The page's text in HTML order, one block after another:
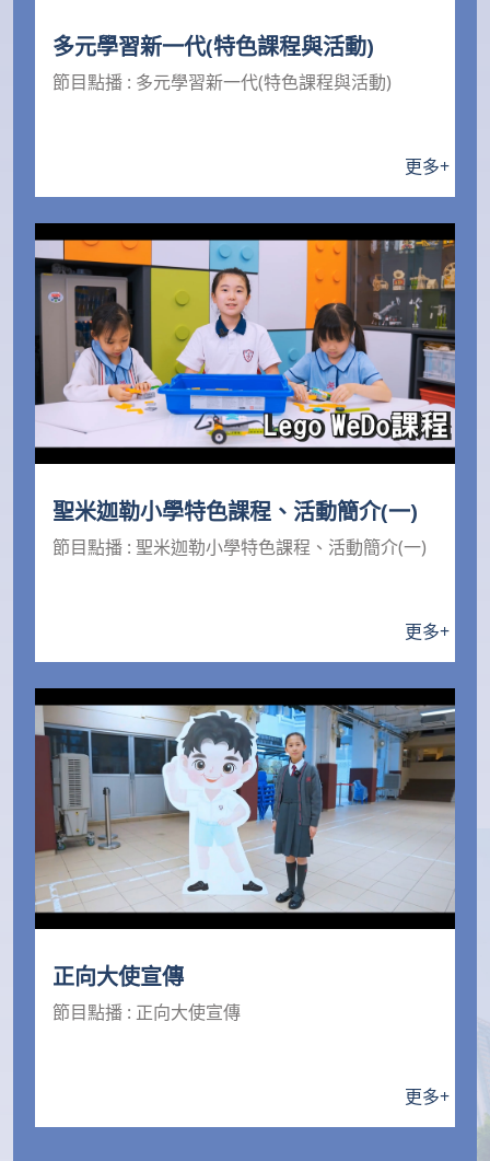
多元學習新一代(特色課程與活動)
節目點播 : 多元學習新一代(特色課程與活動)
更多+
聖米迦勒小學特色課程、活動簡介(一)
節目點播 : 聖米迦勒小學特色課程、活動簡介(一)
更多+
正向大使宣傳
節目點播 : 正向大使宣傳
更多+